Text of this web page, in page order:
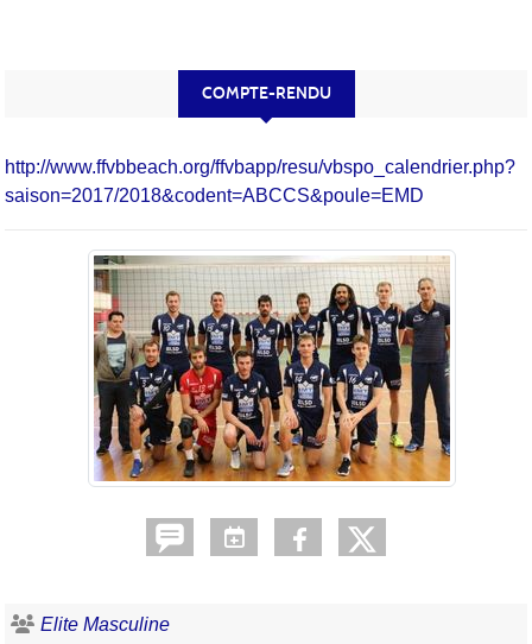
COMPTE-RENDU
http://www.ffvbbeach.org/ffvbapp/resu/vbspo_calendrier.php?
saison=2017/2018&codent=ABCCS&poule=EMD
Elite Masculine